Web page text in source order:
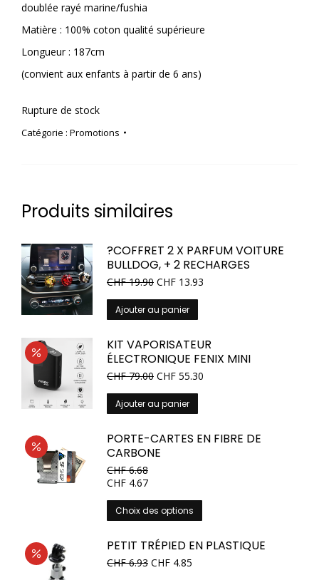
doublée rayé marine/fushia
Matière : 100% coton qualité supérieure
Longueur : 187cm
(convient aux enfants à partir de 6 ans)
Rupture de stock
Catégorie : Promotions
Produits similaires
?COFFRET 2 X PARFUM VOITURE
BULLDOG, + 2 RECHARGES
CHF19.90 CHF 13.93
Ajouter au panier
KIT VAPORISATEUR
ÉLECTRONIQUE FENIX MINI
Le
initial
était :
CHF79.00Le
actuel
est :
CHF 55.30
Ajouter au panier
PORTE-CARTES EN FIBRE DE
CARBONE
CHF6.68
CHF 4.67
Choix des options
produit
plusieurs
PETIT TRÉPIED EN PLASTIQUE
Le
CHF6.93Le
CHF 4.85